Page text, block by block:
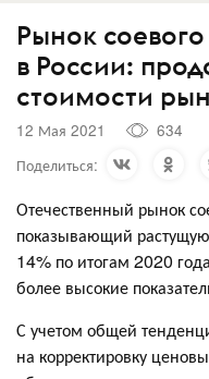
Рынок
в России:
стоимости
12 Мая 2021
634
Поделиться:
Отечественный рынок
показывающий
14% по итогам 2020
более высокие
С учетом общей
на корректировку